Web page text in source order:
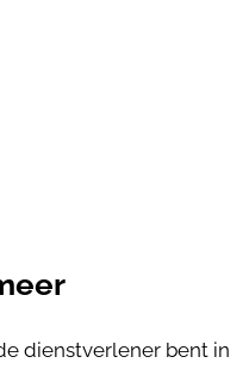
dienstverlener bent in